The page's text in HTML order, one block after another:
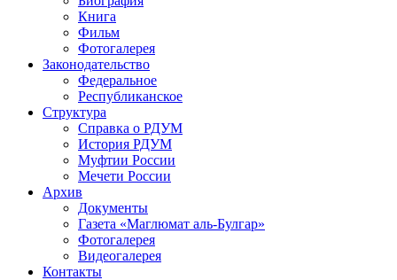
Книга
Фильм
Фотогалерея
Законодательство
Федеральное
Республиканское
Структура
Справка о РДУМ
История РДУМ
Муфтии России
Мечети России
Архив
Документы
Газета «Маглюмат аль-Булгар»
Фотогалерея
Видеогалерея
Контакты